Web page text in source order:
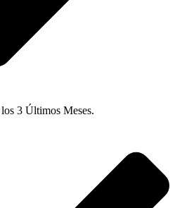
3 Últimos Meses.